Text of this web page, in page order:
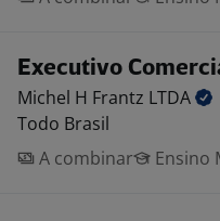
Executivo
Michel H Frantz LTDA
Todo Brasil
A combinar
Ensino